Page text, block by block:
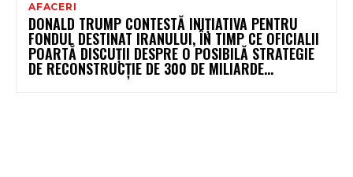
AFACERI
DONALD TRUMP CONTESTĂ INIȚIATIVA PENTRU
FONDUL DESTINAT IRANULUI, ÎN TIMP CE OFICIALII
POARTĂ DISCUȚII DESPRE O POSIBILĂ STRATEGIE
DE RECONSTRUCȚIE DE 300 DE MILIARDE...